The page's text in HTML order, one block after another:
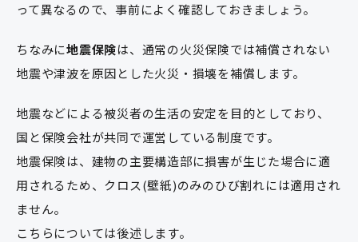
って異なるので、事前によく確認しておきましょう。
ちなみに地震保険は、通常の火災保険では補償されない
地震や津波を原因とした火災・損壊を補償します。
地震などによる被災者の生活の安定を目的としており、
国と保険会社が共同で運営している制度です。
地震保険は、建物の主要構造部に損害が生じた場合に適
用されるため、クロス(壁紙)のみのひび割れには適用され
ません。
こちらについては後述します。